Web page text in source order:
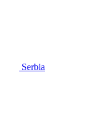
Serbia